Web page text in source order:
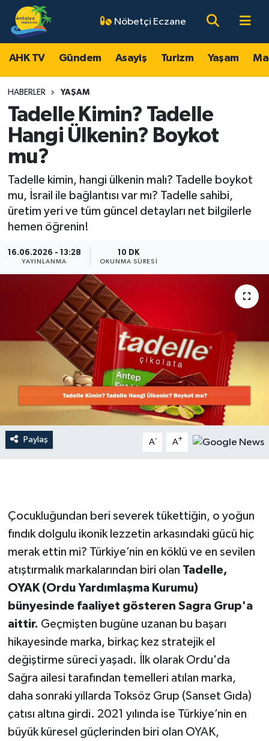
Nöbetçi Eczane
AHK TV Gündem Asayiş Turizm Yaşam
HABERLER YAŞAM
Tadelle Kimin? Tadelle
Hangi Ülkenin? Boykot
mu?
Tadelle kimin, hangi ülkenin malı? Tadelle boykot
mu, İsrail ile bağlantısı var mı? Tadelle sahibi,
üretim yeri ve tüm güncel detayları net bilgilerle
hemen öğrenin!
16.06.2026 - 13:28
YAYINLANMA
10 DK
OKUNMA SÜRESI
Paylaş A- A+
Çocukluğundan beri severek tükettiğin, o yoğun
fındık dolgulu ikonik lezzetin arkasındaki gücü hiç
merak ettin mi? Türkiye’nin en köklü ve en sevilen
atıştırmalık markalarından biri olan Tadelle,
OYAK (Ordu Yardımlaşma Kurumu)
bünyesinde faaliyet gösteren Sagra Grup'a
aittir. Geçmişten bugüne uzanan bu başarı
hikayesinde marka, birkaç kez stratejik el
değiştirme süreci yaşadı. İlk olarak Ordu'da
Sağra ailesi tarafından temelleri atılan marka,
daha sonraki yıllarda Toksöz Grup (Sanset Gıda)
çatısı altına girdi. 2021 yılında ise Türkiye’nin en
büyük küresel güçlerinden biri olan OYAK,
AHK TV
Gündem
Asayiş
Turizm
Magazin
Ekonomi
Spor
Resmi Reklamlar
Antalya Nöbetçi Eczaneler
Antalya Hava Durumu
Antalya Namaz Vakitleri
Antalya Trafik Yoğunluk Haritası
Tüm Manşetler
Son Dakika Haberleri
Haber Arşivi